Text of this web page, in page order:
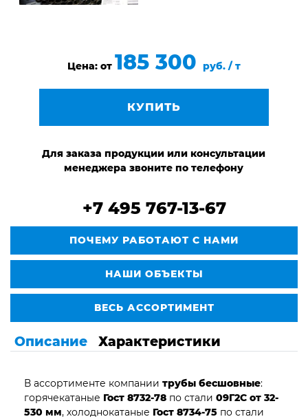
Цена: от 185 300 руб. / т
КУПИТЬ
Для заказа продукции или консультации
менеджера звоните по телефону
+7 495 767-13-67
ПОЧЕМУ РАБОТАЮТ С НАМИ
НАШИ ОБЪЕКТЫ
ВЕСЬ АССОРТИМЕНТ
Описание Характеристики
В ассортименте компании трубы бесшовные:
горячекатаные Гост 8732-78 по стали 09Г2С от 32-
530 мм, холоднокатаные Гост 8734-75 по стали